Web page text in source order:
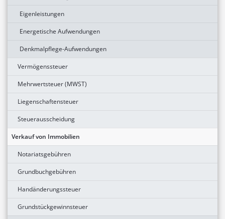
Eigenleistungen
Energetische Aufwendungen
Denkmalpflege-Aufwendungen
Vermögenssteuer
Mehrwertsteuer (MWST)
Liegenschaftensteuer
Steuerausscheidung
Verkauf von Immobilien
Notariatsgebühren
Grundbuchgebühren
Handänderungssteuer
Grundstückgewinnsteuer